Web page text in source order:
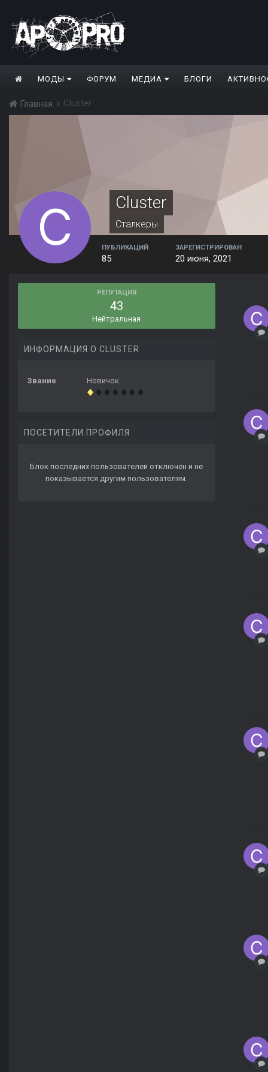
МОДЫ ФОРУМ МЕДИА БЛОГИ
Главная Cluster
Cluster
Сталкеры
ПУБЛИКАЦИЙ
85
ЗАРЕГИСТРИРОВАН
20 июня, 2021
РЕПУТАЦИЯ
43
Нейтральная
ИНФОРМАЦИЯ О CLUSTER
Звание Новичок
ПОСЕТИТЕЛИ ПРОФИЛЯ
Блок последних пользователей отключён и не
показывается другим пользователям.